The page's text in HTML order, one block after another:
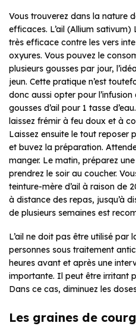
Vous trouverez dans la nature
efficaces. L’ail (Allium sativum)
très efficace contre les vers
oxyures. Vous pouvez le
plusieurs gousses par jour,
jeun. Cette pratique n’est
donc aussi opter pour l’infusion
gousses d’ail pour 1 tasse
laissez frémir à feu doux et à
Laissez ensuite le tout reposer
et buvez la préparation.
manger. Le matin, préparez
prendrez le soir au coucher.
teinture-mère d’ail à raison de
à distance des repas, jusqu’à
de plusieurs semaines est
L’ail ne doit pas être utilisé par
personnes sous traitement
heures avant et après une
importante. Il peut être irritant
Dans ce cas, diminuez les
Les graines de